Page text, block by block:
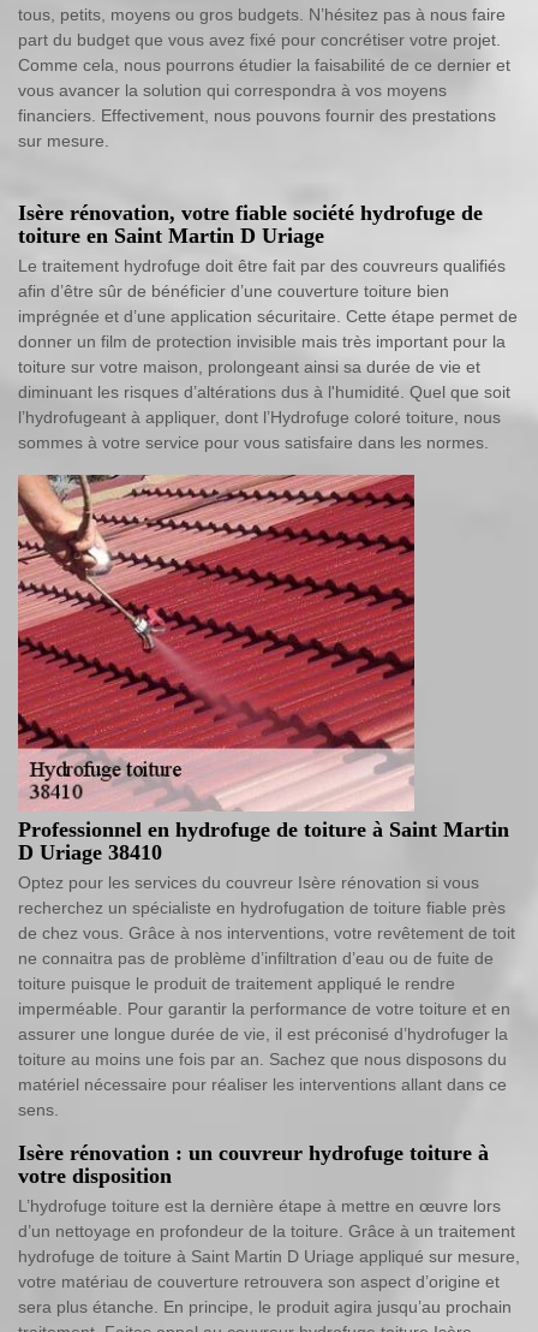
tous, petits, moyens ou gros budgets. N’hésitez pas à nous faire
part du budget que vous avez fixé pour concrétiser votre projet.
Comme cela, nous pourrons étudier la faisabilité de ce dernier et
vous avancer la solution qui correspondra à vos moyens
financiers. Effectivement, nous pouvons fournir des prestations
sur mesure.
Isère rénovation, votre fiable société hydrofuge de
toiture en Saint Martin D Uriage
Le traitement hydrofuge doit être fait par des couvreurs qualifiés
afin d’être sûr de bénéficier d’une couverture toiture bien
imprégnée et d’une application sécuritaire. Cette étape permet de
donner un film de protection invisible mais très important pour la
toiture sur votre maison, prolongeant ainsi sa durée de vie et
diminuant les risques d’altérations dus à l'humidité. Quel que soit
l’hydrofugeant à appliquer, dont l’Hydrofuge coloré toiture, nous
sommes à votre service pour vous satisfaire dans les normes.
Professionnel en hydrofuge de toiture à Saint Martin
D Uriage 38410
Optez pour les services du couvreur Isère rénovation si vous
recherchez un spécialiste en hydrofugation de toiture fiable près
de chez vous. Grâce à nos interventions, votre revêtement de toit
ne connaitra pas de problème d’infiltration d’eau ou de fuite de
toiture puisque le produit de traitement appliqué le rendre
imperméable. Pour garantir la performance de votre toiture et en
assurer une longue durée de vie, il est préconisé d’hydrofuger la
toiture au moins une fois par an. Sachez que nous disposons du
matériel nécessaire pour réaliser les interventions allant dans ce
sens.
Isère rénovation : un couvreur hydrofuge toiture à
votre disposition
L’hydrofuge toiture est la dernière étape à mettre en œuvre lors
d’un nettoyage en profondeur de la toiture. Grâce à un traitement
hydrofuge de toiture à Saint Martin D Uriage appliqué sur mesure,
votre matériau de couverture retrouvera son aspect d’origine et
sera plus étanche. En principe, le produit agira jusqu’au prochain